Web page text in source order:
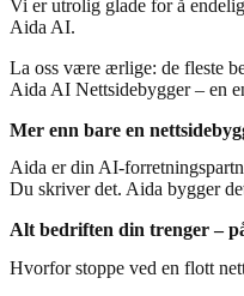
Vi er utrolig glade for å
Aida AI.
La oss være ærlige: de fleste
Aida AI Nettsidebygger – en
Mer enn bare en
Aida er din AI-
Du skriver det. Aida bygger
Alt bedriften din trenger –
Hvorfor stoppe ved en flott